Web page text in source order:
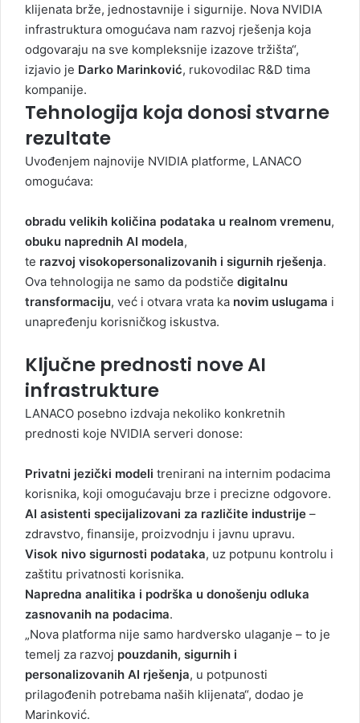
klijenata brže, jednostavnije i sigurnije. Nova NVIDIA
infrastruktura omogućava nam razvoj rješenja koja
odgovaraju na sve kompleksnije izazove tržišta“,
izjavio je Darko Marinković, rukovodilac R&D tima
kompanije.
Tehnologija koja donosi stvarne
rezultate
Uvođenjem najnovije NVIDIA platforme, LANACO
omogućava:
obradu velikih količina podataka u realnom vremenu,
obuku naprednih AI modela,
te razvoj visokopersonalizovanih i sigurnih rješenja.
Ova tehnologija ne samo da podstiče digitalnu
transformaciju, već i otvara vrata ka novim uslugama i
unapređenju korisničkog iskustva.
Ključne prednosti nove AI
infrastrukture
LANACO posebno izdvaja nekoliko konkretnih
prednosti koje NVIDIA serveri donose:
Privatni jezički modeli trenirani na internim podacima
korisnika, koji omogućavaju brze i precizne odgovore.
AI asistenti specijalizovani za različite industrije –
zdravstvo, finansije, proizvodnju i javnu upravu.
Visok nivo sigurnosti podataka, uz potpunu kontrolu i
zaštitu privatnosti korisnika.
Napredna analitika i podrška u donošenju odluka
zasnovanih na podacima.
„Nova platforma nije samo hardversko ulaganje – to je
temelj za razvoj pouzdanih, sigurnih i
personalizovanih AI rješenja, u potpunosti
prilagođenih potrebama naših klijenata“, dodao je
Marinković.